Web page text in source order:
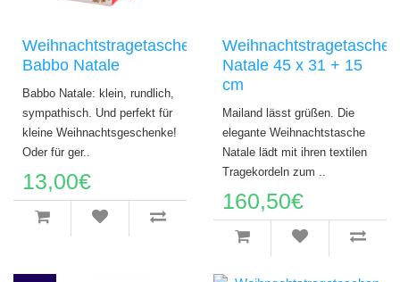
Weihnachtstragetasche
Babbo Natale
Babbo Natale: klein, rundlich,
sympathisch. Und perfekt für
kleine Weihnachtsgeschenke!
Oder für ger..
13,00€
Weihnachtstragetasche
Natale 45 x 31 + 15
cm
Mailand lässt grüßen. Die
elegante Weihnachtstasche
Natale lädt mit ihren textilen
Tragekordeln zum ..
160,50€